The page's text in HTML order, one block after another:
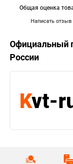
Написать отзыв
Общая оценка
Официальный
России